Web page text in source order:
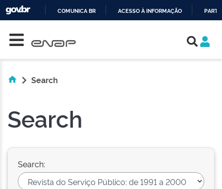
COMUNICA BR ACESSO À INFORMAÇÃO
Search
Search
Search: